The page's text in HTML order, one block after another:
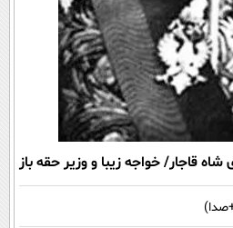
قاجار/ خواجه زیبا و وزیر حقه باز